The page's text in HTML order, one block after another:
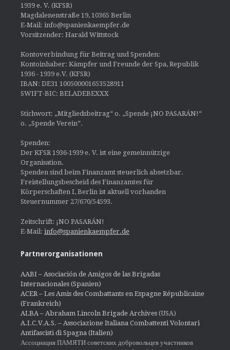
1939 e. V. (KFSR)
Magdalenenstraße 19, 10365 Berlin
E-Mail: info@spanienkaempfer.de
Vorsitzender: Harald Wittstock
Kontoverbindung für Beitrag und Spenden:
Kontoinhaber: Kämpfer und Freunde der Spa, Republik
1936 - 1939 e.V. (KFSR)
IBAN: DE31 100500001653528911
SWIFT-BIC: BELADEBEXXX
Stichwort: „Mitgliedsbeitrag“ o. „Spende ¡NO PASARÁN!“
o. „Spende Verein“.
Spenden:
Der KFSR 1936-1939 e. V. ist eine gemeinnützige
Organisation.
Spenden sind beim Finanzamt steuerlich absetzbar.
Freistellungsbescheid des Finanzamtes für
Körperschaften I, Berlin ist aktuell vorhanden
Steuernummer 27/670/54593.
Zeitschrift: ¡NO PASARÁN!
E-Mail: info@spanienkaempfer.de
Partnerorganisationen
AABI – Asociación de Amigos de las Brigadas
Internacionales (Spanien)
ACER – Les Amis des Combattants en Espagne Républicaine
(Frankreich)
ALBA – Abraham Lincoln Brigade Archives (USA)
A.I.C.V.A.S. – Associazione Italiana Combattenti Volontari
Antifascisti di Spagna (Italien)
Ассоциация ПАМЯТИ советских добровольцев участников